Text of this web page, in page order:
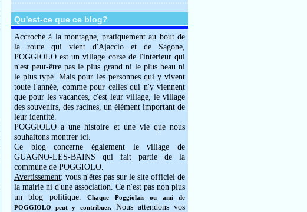
Qu'est-ce que ce blog?
Accroché à la montagne, pratiquement au bout de
la route qui vient d'Ajaccio et de Sagone,
POGGIOLO est un village corse de l'intérieur qui
n'est peut-être pas le plus grand ni le plus beau ni
le plus typé. Mais pour les personnes qui y vivent
toute l'année, comme pour celles qui n'y viennent
que pour les vacances, c'est leur village, le village
des souvenirs, des racines, un élément important de
leur identité.
POGGIOLO a une histoire et une vie que nous
souhaitons montrer ici.
Ce blog concerne également le village de
GUAGNO-LES-BAINS qui fait partie de la
commune de POGGIOLO.
Avertissement: vous n'êtes pas sur le site officiel de
la mairie ni d'une association. Ce n'est pas non plus
un blog politique.Chaque Poggiolais ou ami de
POGGIOLO peut y contribuer.Nous attendons vos